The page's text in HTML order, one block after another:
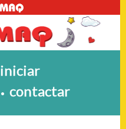
iniciar
• contactar